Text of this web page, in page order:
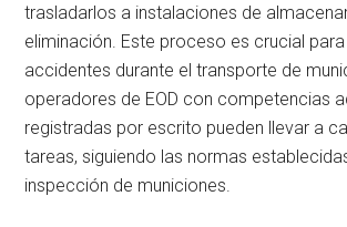
trasladarlos a instalaciones de
eliminación. Este proceso es crucial
accidentes durante el transporte de
operadores de EOD con competencias
registradas por escrito pueden llevar a
tareas, siguiendo las normas
inspección de municiones.